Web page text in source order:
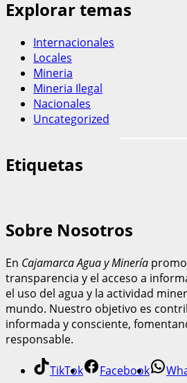
Explorar temas
Internacionales
Locales
Mineria
Mineria Ilegal
Nacionales
Uncategorized
Etiquetas
Sobre Nosotros
En Cajamarca Agua y Minería
transparencia y el acceso a
el uso del agua y la actividad
mundo. Nuestro objetivo es
informada y consciente,
responsable.
TikTok Facebook